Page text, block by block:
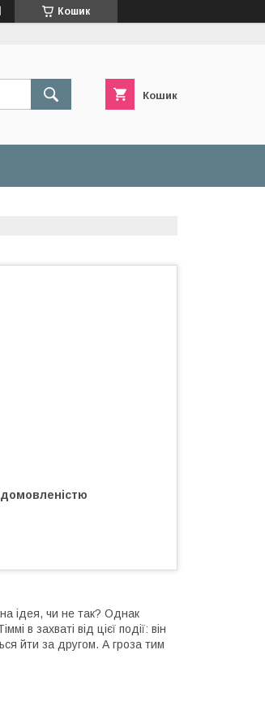
Кошик
Кошик
ідея, чи не так? Однак
в захваті від цієї події: він
йти за другом. А гроза тим